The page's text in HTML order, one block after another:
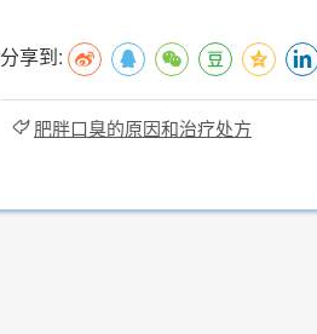
分享到:
肥胖口臭的原因和治疗处方